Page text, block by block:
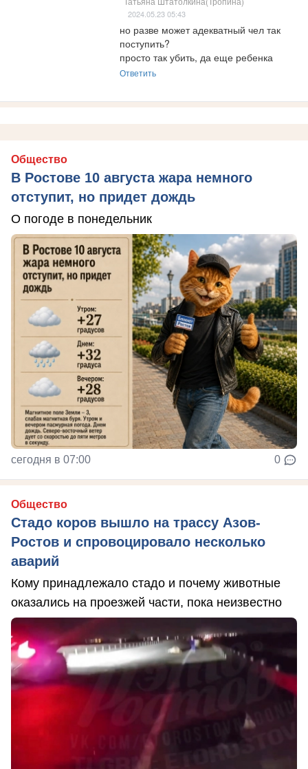
2024.05.23 05:43
но разве может адекватный чел так
поступить?
просто так убить, да еще ребенка
Ответить
Общество
В Ростове 10 августа жара немного
отступит, но придет дождь
О погоде в понедельник
сегодня в 07:00 0
Общество
Стадо коров вышло на трассу Азов-
Ростов и спровоцировало несколько
аварий
Кому принадлежало стадо и почему животные
оказались на проезжей части, пока неизвестно